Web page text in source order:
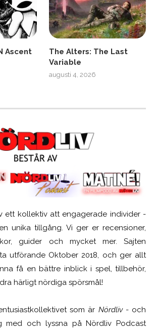
Ascent
The Alters: The Last
Variable
augusti 4, 2026
ett kollektiv att engagerade individer -
unika tillgång. Vi ger er recensioner,
guider och mycket mer. Sajten
utförande Oktober 2018, och ger allt
få en bättre inblick i spel, tillbehör,
härligt nördiga spörsmål!
som är Nördliv- och
med och lyssna på Nördliv Podcast